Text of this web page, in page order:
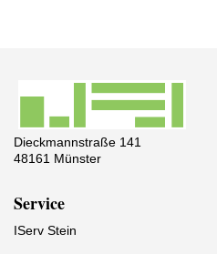
Dieckmannstraße 141
48161 Münster
Service
IServ Stein